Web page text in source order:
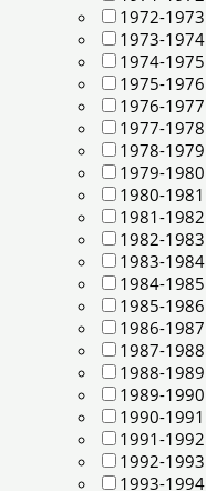
1972-1973
1973-1974
1974-1975
1975-1976
1976-1977
1977-1978
1978-1979
1979-1980
1980-1981
1981-1982
1982-1983
1983-1984
1984-1985
1985-1986
1986-1987
1987-1988
1988-1989
1989-1990
1990-1991
1991-1992
1992-1993
1993-1994